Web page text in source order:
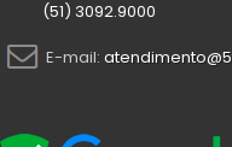
(51) 3092.9000
E-mail: